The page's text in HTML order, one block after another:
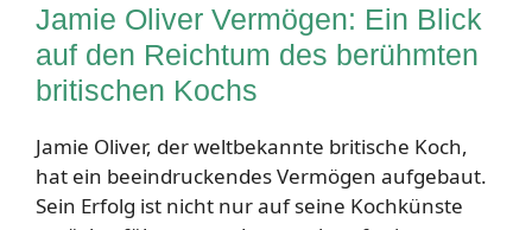
Jamie Oliver Vermögen: Ein Blick
auf den Reichtum des berühmten
britischen Kochs
Jamie Oliver, der weltbekannte britische Koch,
hat ein beeindruckendes Vermögen aufgebaut.
Sein Erfolg ist nicht nur auf seine Kochkünste